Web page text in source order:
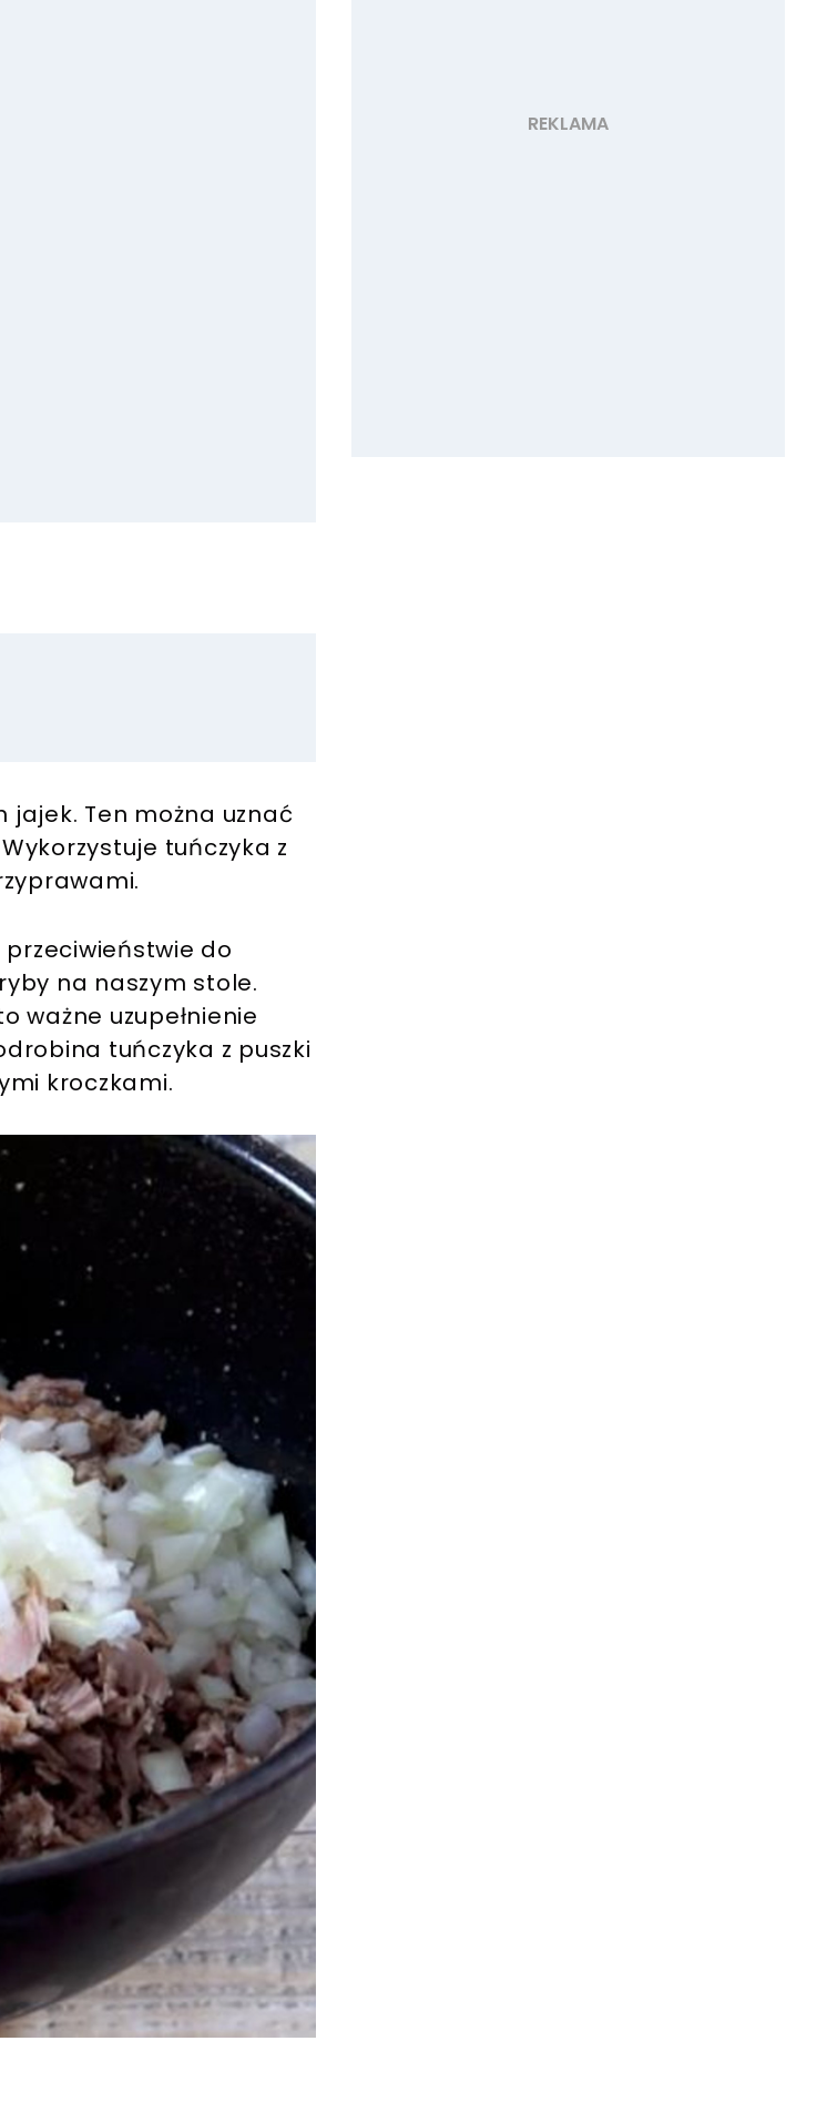
Ten można uznać
tuńczyka z
do
na naszym stole.
ważne uzupełnienie
tuńczyka z puszki
kroczkami.